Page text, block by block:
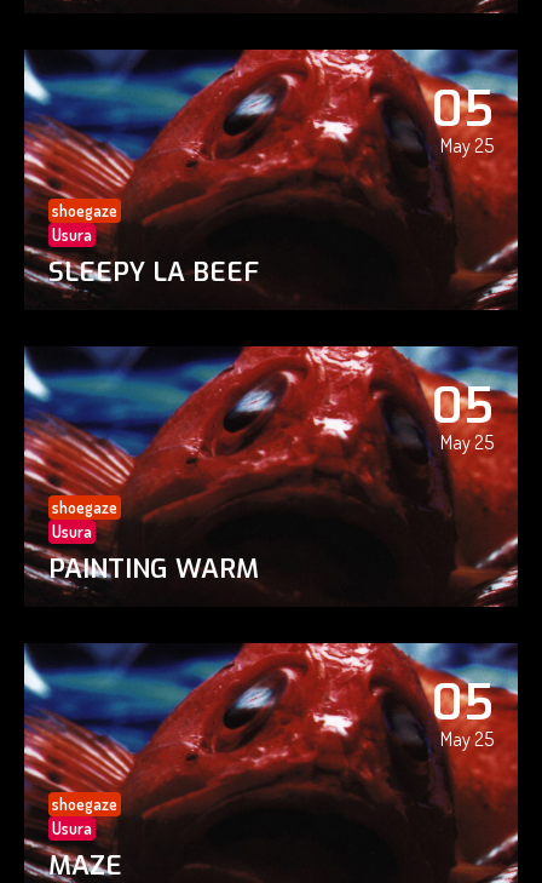
05
May 25
shoegaze
Usura
SLEEPY LA BEEF
05
May 25
shoegaze
Usura
PAINTING WARM
05
May 25
shoegaze
Usura
MAZE